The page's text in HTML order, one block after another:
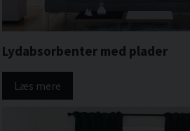
Rumdelere kombinerer tydelig ruminddeling med
faste installationer eller byggearbejder.
Fleksibel og flytbar løsning
Da rumdelerne er fritstående, kan de nemt flyttes,
kontorets behov ændrer sig.
Hvorfor vælge
Lydabsorbenter med plader
Læs mere